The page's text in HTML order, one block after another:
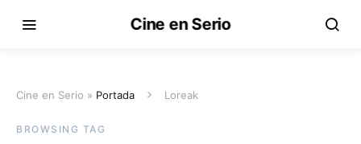
Cine en Serio
Cine en Serio » Portada Loreak
BROWSING TAG